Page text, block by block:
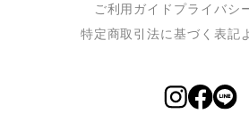
ご利用ガイド プライバシ
特定商取引法に基づく表記